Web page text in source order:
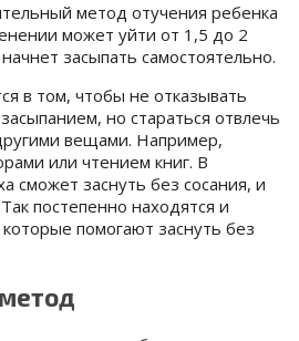
метод отучения ребенка
может уйти от 1,5 до 2
засыпать самостоятельно.
в том, чтобы не отказывать
но стараться отвлечь
вещами. Например,
или чтением книг. В
сможет заснуть без сосания, и
постепенно находятся и
помогают заснуть без